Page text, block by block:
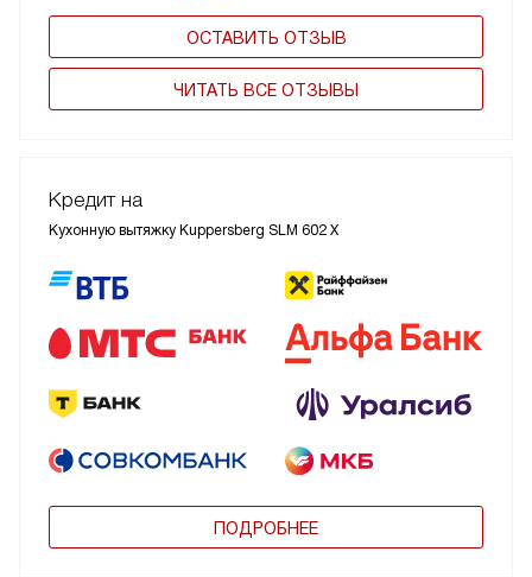
ОСТАВИТЬ ОТЗЫВ
ЧИТАТЬ ВСЕ ОТЗЫВЫ
Кредит на
Кухонную вытяжку Kuppersberg SLM 602 X
ПОДРОБНЕЕ